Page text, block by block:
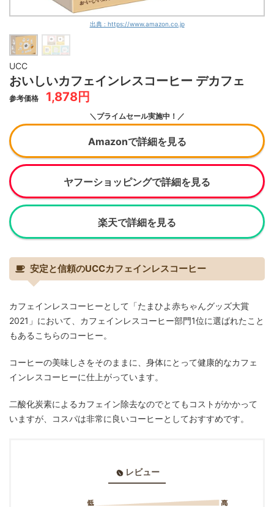
出典 : https://www.amazon.co.jp
UCC
おいしいカフェインレスコーヒー デカフェ
参考価格 1,878円
＼プライムセール実施中！／
Amazonで詳細を見る
ヤフーショッピングで詳細を見る
楽天で詳細を見る
安定と信頼のUCCカフェインレスコーヒー
カフェインレスコーヒーとして「たまひよ赤ちゃんグッズ大賞
2021」において、カフェインレスコーヒー部門1位に選ばれたこと
もあるこちらのコーヒー。
コーヒーの美味しさをそのままに、身体にとって健康的なカフェ
インレスコーヒーに仕上がっています。
二酸化炭素によるカフェイン除去なのでとてもコストがかかって
いますが、コスパは非常に良いコーヒーとしておすすめです。
レビュー